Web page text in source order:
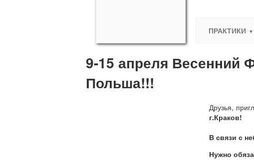
ПРАКТИКИ
9-15 апреля Весенний
Польша!!!
Друзья,
г.Краков!
В связи с
Нужно